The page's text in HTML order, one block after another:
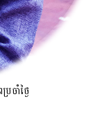
ចាំថ្ងៃ